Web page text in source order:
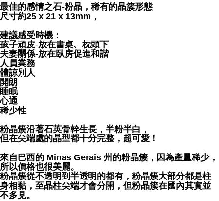
NT$3,000 atau lebih
郵局幫你送（離島）
NT$80/pesanan | Penghantaran percuma untuk pesanan
NT$3,000 atau lebih
付款後門市自取
Penghantaran percuma
最佳的感情之石-粉晶，稀有的晶簇形態
尺寸約25 x 21 x 13mm，
建議感受時機：
孩子頑皮-放在書桌、枕頭下
夫妻關係-放在臥房促進和諧
人員業務
體諒別人
開朗
睡眠
心通
稀少性
粉晶簇沿著石英骨幹生長，半粉半白，
但在尖端處的晶型都十分完整，超可愛！
來自巴西的 Minas Gerais 州的粉晶簇，因為產量稀少，
所以價格也很美麗。
粉晶簇從不透明到半透明的都有，粉晶簇大部分都是柱
身相黏，至晶柱尖端才會分開，但粉晶簇在國內其實並
不多見。